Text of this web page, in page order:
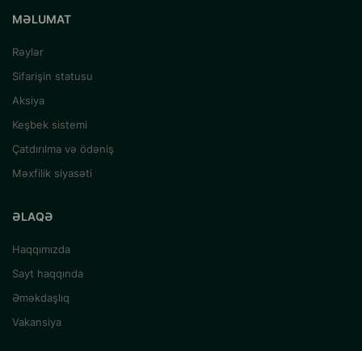
MƏLUMAT
Rəylər
Sifarişin statusu
Aksiya
Keşbek sistemi
Çatdırılma və ödəniş
Məxfilik siyasəti
ƏLAQƏ
Haqqımızda
Sayt haqqında
Əməkdaşlıq
Vakansiya